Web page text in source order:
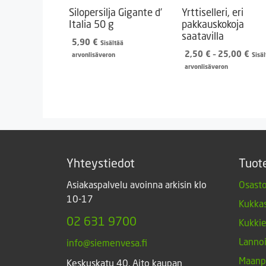
Silopersilja Gigante d’
Italia 50 g
5,90 € Sisältää
arvonlisäveron
Yrttiselleri, eri
pakkauskokoja
saatavilla
2,50 € – 25,00 €
arvonlisäveron
Yhteystiedot
Asiakaspalvelu avoinna arkisin klo
10-17
02 631 9700
info@siemenvesa.fi
Keskuskatu 40, Aito kaupan